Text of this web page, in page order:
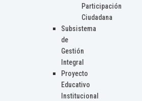
Participación
Ciudadana
Subsistema
de
Gestión
Integral
Proyecto
Educativo
Institucional